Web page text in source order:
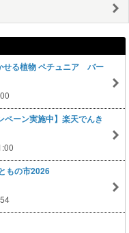
せる植物 ペチュニア バー
ペーン実施中】楽天でんき
もの市2026